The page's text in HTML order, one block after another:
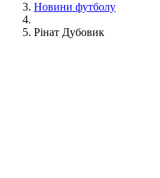
Новини футболу
Рінат Дубовик